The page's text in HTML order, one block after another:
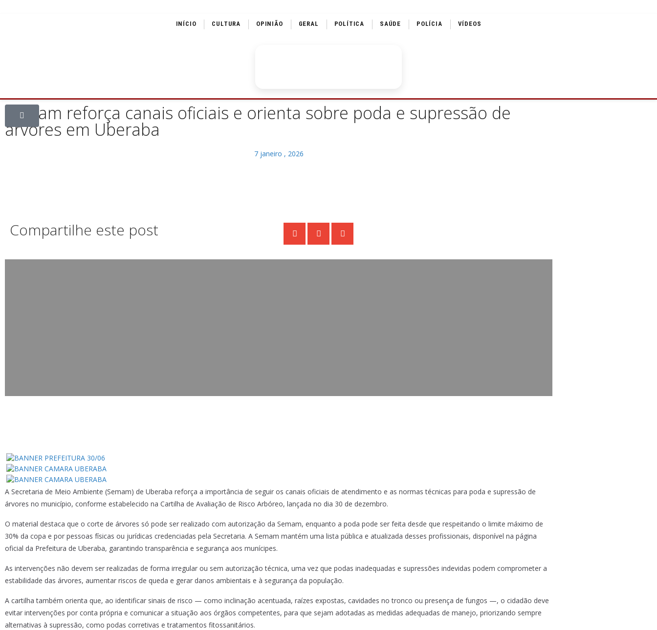
INÍCIO CULTURA OPINIÃO GERAL POLÍTICA SAÚDE POLÍCIA VÍDEOS
Semam reforça canais oficiais e orienta sobre poda e supressão de
árvores em Uberaba
7 janeiro , 2026
Compartilhe este post
A Secretaria de Meio Ambiente (Semam) de Uberaba reforça a importância de seguir os canais oficiais de atendimento e as normas técnicas para poda e supressão de
árvores no município, conforme estabelecido na Cartilha de Avaliação de Risco Arbóreo, lançada no dia 30 de dezembro.
O material destaca que o corte de árvores só pode ser realizado com autorização da Semam, enquanto a poda pode ser feita desde que respeitando o limite máximo de
30% da copa e por pessoas físicas ou jurídicas credenciadas pela Secretaria. A Semam mantém uma lista pública e atualizada desses profissionais, disponível na página
oficial da Prefeitura de Uberaba, garantindo transparência e segurança aos munícipes.
As intervenções não devem ser realizadas de forma irregular ou sem autorização técnica, uma vez que podas inadequadas e supressões indevidas podem comprometer a
estabilidade das árvores, aumentar riscos de queda e gerar danos ambientais e à segurança da população.
A cartilha também orienta que, ao identificar sinais de risco — como inclinação acentuada, raízes expostas, cavidades no tronco ou presença de fungos —, o cidadão deve
evitar intervenções por conta própria e comunicar a situação aos órgãos competentes, para que sejam adotadas as medidas adequadas de manejo, priorizando sempre
alternativas à supressão, como podas corretivas e tratamentos fitossanitários.